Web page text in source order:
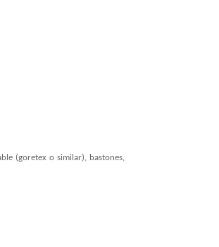
(goretex o similar), bastones,